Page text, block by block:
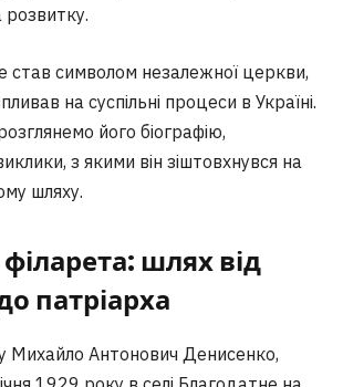
розвитку.
став символом незалежної церкви,
на суспільні процеси в Україні.
його біографію,
з якими він зіштовхнувся на
шляху.
філарета: шлях від
патріарха
Михайло Антонович Денисенко,